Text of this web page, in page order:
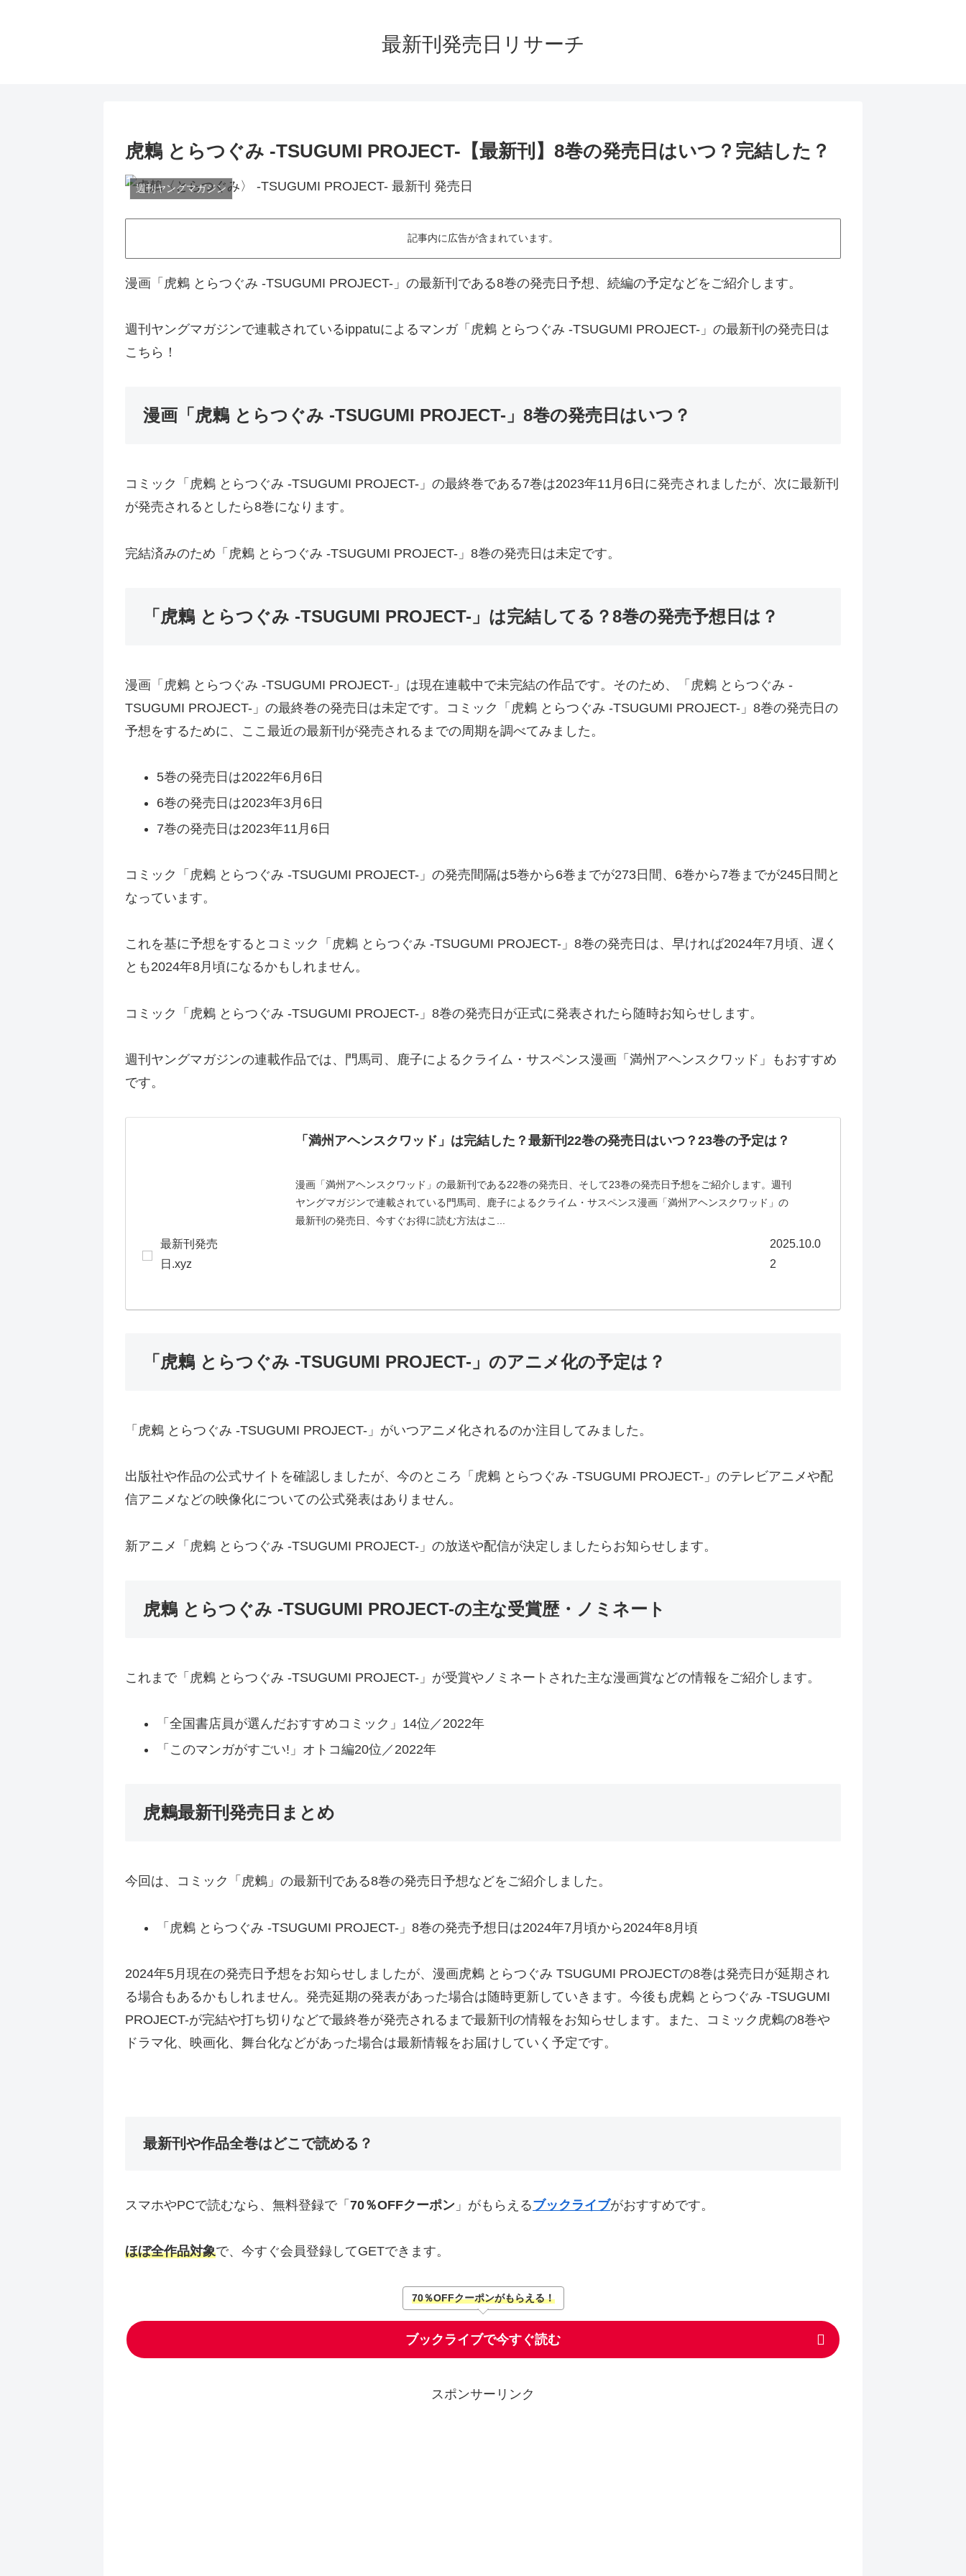
最新刊発売日リサーチ
虎鶫 とらつぐみ -TSUGUMI PROJECT-【最新刊】8巻の発売日はいつ？完結した？
週刊ヤングマガジン
記事内に広告が含まれています。
漫画「虎鶫 とらつぐみ -TSUGUMI PROJECT-」の最新刊である8巻の発売日予想、続編の予定などをご紹介します。
週刊ヤングマガジンで連載されているippatuによるマンガ「虎鶫 とらつぐみ -TSUGUMI PROJECT-」の最新刊の発売日は
こちら！
漫画「虎鶫 とらつぐみ -TSUGUMI PROJECT-」8巻の発売日はいつ？
コミック「虎鶫 とらつぐみ -TSUGUMI PROJECT-」の最終巻である7巻は2023年11月6日に発売されましたが、次に最新刊
が発売されるとしたら8巻になります。
完結済みのため「虎鶫 とらつぐみ -TSUGUMI PROJECT-」8巻の発売日は未定です。
「虎鶫 とらつぐみ -TSUGUMI PROJECT-」は完結してる？8巻の発売予想日は？
漫画「虎鶫 とらつぐみ -TSUGUMI PROJECT-」は現在連載中で未完結の作品です。そのため、「虎鶫 とらつぐみ -
TSUGUMI PROJECT-」の最終巻の発売日は未定です。コミック「虎鶫 とらつぐみ -TSUGUMI PROJECT-」8巻の発売日の
予想をするために、ここ最近の最新刊が発売されるまでの周期を調べてみました。
5巻の発売日は2022年6月6日
6巻の発売日は2023年3月6日
7巻の発売日は2023年11月6日
コミック「虎鶫 とらつぐみ -TSUGUMI PROJECT-」の発売間隔は5巻から6巻までが273日間、6巻から7巻までが245日間と
なっています。
これを基に予想をするとコミック「虎鶫 とらつぐみ -TSUGUMI PROJECT-」8巻の発売日は、早ければ2024年7月頃、遅く
とも2024年8月頃になるかもしれません。
コミック「虎鶫 とらつぐみ -TSUGUMI PROJECT-」8巻の発売日が正式に発表されたら随時お知らせします。
週刊ヤングマガジンの連載作品では、門馬司、鹿子によるクライム・サスペンス漫画「満州アヘンスクワッド」もおすすめ
です。
「満州アヘンスクワッド」は完結した？最新刊22巻の発売日はいつ？23巻の予定は？
漫画「満州アヘンスクワッド」の最新刊である22巻の発売日、そして23巻の発売日予想をご紹介します。週刊
ヤングマガジンで連載されている門馬司、鹿子によるクライム・サスペンス漫画「満州アヘンスクワッド」の
最新刊の発売日、今すぐお得に読む方法はこ...
最新刊発売
日.xyz
2025.10.0
2
「虎鶫 とらつぐみ -TSUGUMI PROJECT-」のアニメ化の予定は？
「虎鶫 とらつぐみ -TSUGUMI PROJECT-」がいつアニメ化されるのか注目してみました。
出版社や作品の公式サイトを確認しましたが、今のところ「虎鶫 とらつぐみ -TSUGUMI PROJECT-」のテレビアニメや配
信アニメなどの映像化についての公式発表はありません。
新アニメ「虎鶫 とらつぐみ -TSUGUMI PROJECT-」の放送や配信が決定しましたらお知らせします。
虎鶫 とらつぐみ -TSUGUMI PROJECT-の主な受賞歴・ノミネート
これまで「虎鶫 とらつぐみ -TSUGUMI PROJECT-」が受賞やノミネートされた主な漫画賞などの情報をご紹介します。
「全国書店員が選んだおすすめコミック」14位／2022年
「このマンガがすごい!」オトコ編20位／2022年
虎鶫最新刊発売日まとめ
今回は、コミック「虎鶫」の最新刊である8巻の発売日予想などをご紹介しました。
「虎鶫 とらつぐみ -TSUGUMI PROJECT-」8巻の発売予想日は2024年7月頃から2024年8月頃
2024年5月現在の発売日予想をお知らせしましたが、漫画虎鶫 とらつぐみ TSUGUMI PROJECTの8巻は発売日が延期され
る場合もあるかもしれません。発売延期の発表があった場合は随時更新していきます。今後も虎鶫 とらつぐみ -TSUGUMI
PROJECT-が完結や打ち切りなどで最終巻が発売されるまで最新刊の情報をお知らせします。また、コミック虎鶫の8巻や
ドラマ化、映画化、舞台化などがあった場合は最新情報をお届けしていく予定です。
最新刊や作品全巻はどこで読める？
スマホやPCで読むなら、無料登録で「 70％OFFクーポン 」がもらえるブックライブがおすすめです。
ほぼ全作品対象で、今すぐ会員登録してGETできます。
70％OFFクーポンがもらえる！
ブックライブで今すぐ読む
スポンサーリンク